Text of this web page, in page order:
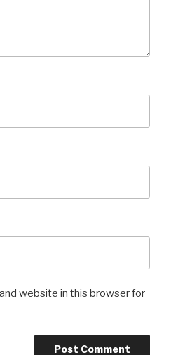
website in this browser for